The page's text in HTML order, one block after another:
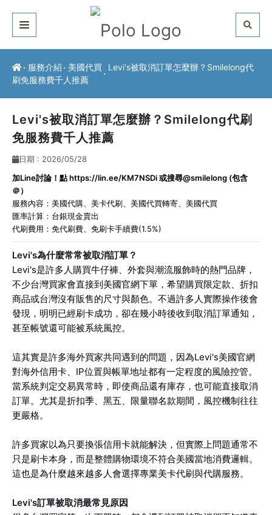
關於我們
服務介紹
常見問題
最新公告
聯絡方式
服務介紹 美國代買
Levi's被取消訂單怎麼辦？Smilelong代
刷免服務費千人推薦
Levi's被取消訂單怎麼辦？Smilelong代刷
免服務費千人推薦
日期 : 2026/05/28
加Line討論！點https://lin.ee/KM7NSDi或搜尋@smilelong (包含
＠）
服務內容： 美國代購 美卡代刷 美國代買轉寄
美國代買
匯率計算：台銀現金賣出
代刷費用：免代刷費、免刷卡手續費(1.5%)
Levi's為什麼常常被取消訂單？
Levi's是許多人購買牛仔褲、外套與潮流服飾時的熱門品牌，
不少台灣買家會直接到美國官網下單，希望購買限定款、折扣
商品或台灣沒有販售的尺寸與顏色。不過許多人實際操作後會
發現，明明已經刷卡成功，卻在幾小時後收到取消訂單通知，
甚至帳號還可能被系統風控。
這其實是許多海外買家共同遇到的問題，因為Levi's美國官網
對海外信用卡、IP位置與帳單地址都有一定程度的風險控管。
當系統判定交易異常時，即使商品還有庫存，也可能直接取消
訂單。尤其是折扣季、黑五、限量聯名款期間，風控機制往往
更嚴格。
許多買家以為只要換張信用卡就能解決，但實際上問題通常不
只是刷卡本身，而是整體購物環境不符合美國當地消費邏輯。
這也是為什麼越來越多人會選擇專業美卡代刷與代購服務。
Levi's訂單被取消最常見原因